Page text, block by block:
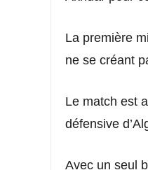
La première
ne se créant
Le match est
défensive
Avec un seul